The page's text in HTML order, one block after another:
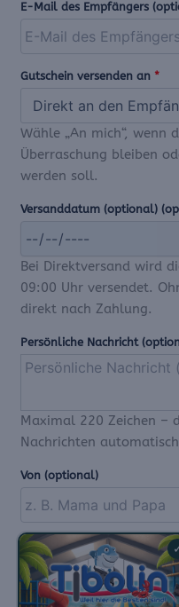
E-Mail des Empfängers
Gutschein versenden an *
Wähle „An mich“, wenn
Überraschung bleiben
werden soll.
Versanddatum (optional)
Bei Direktversand wird
09:00 Uhr versendet.
direkt nach Zahlung.
Persönliche Nachricht
Maximal 220 Zeichen –
Nachrichten
Von (optional)